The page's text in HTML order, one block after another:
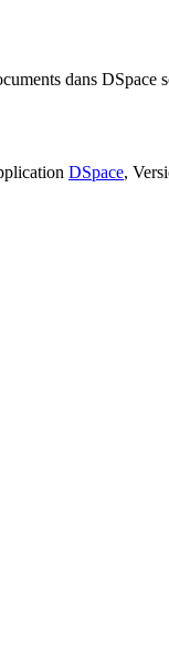
dans DSpace
DSpace,